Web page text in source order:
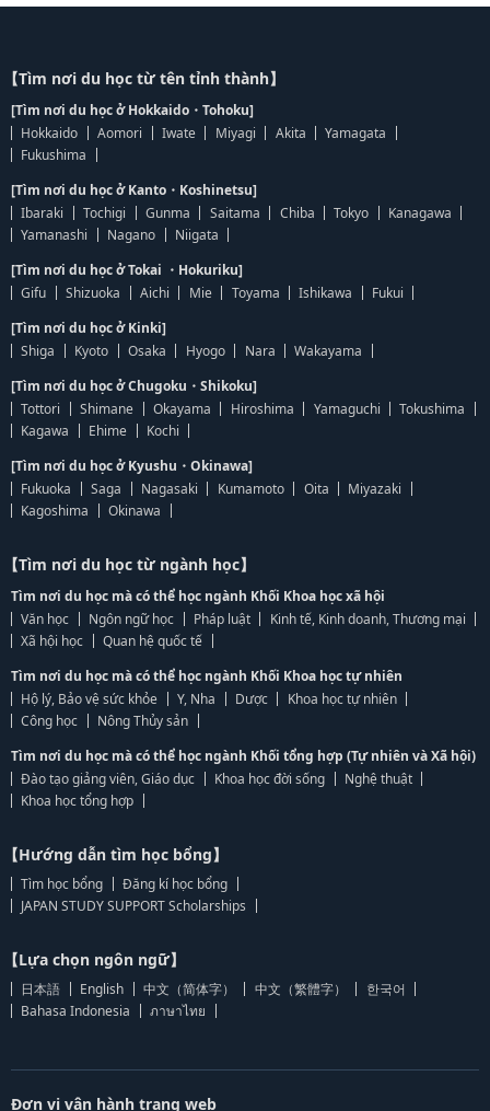
【Tìm nơi du học từ tên tỉnh thành】
[Tìm nơi du học ở Hokkaido・Tohoku]
Hokkaido
Aomori Iwate Miyagi Akita
Yamagata
Fukushima
[Tìm nơi du học ở Kanto・Koshinetsu]
Ibaraki
Tochigi Gunma Saitama Chiba Tokyo
Kanagawa
Yamanashi
Nagano
Niigata
[Tìm nơi du học ở Tokai ・Hokuriku]
Gifu
Shizuoka Aichi Mie Toyama Ishikawa
Fukui
[Tìm nơi du học ở Kinki]
Shiga
Kyoto Osaka Hyogo Nara
Wakayama
[Tìm nơi du học ở Chugoku・Shikoku]
Tottori
Shimane Okayama Hiroshima Yamaguchi
Tokushima
Kagawa
Ehime
Kochi
[Tìm nơi du học ở Kyushu・Okinawa]
Fukuoka
Saga Nagasaki Kumamoto Oita
Miyazaki
Kagoshima
Okinawa
【Tìm nơi du học từ ngành học】
Tìm nơi du học mà có thể học ngành Khối Khoa học xã hội
Văn học
Ngôn ngữ học Pháp luật
Kinh tế, Kinh doanh, Thương mại
Xã hội học
Quan hệ quốc tế
Tìm nơi du học mà có thể học ngành Khối Khoa học tự nhiên
Hộ lý, Bảo vệ sức khỏe
Y, Nha Dược
Khoa học tự nhiên
Công học
Nông Thủy sản
Tìm nơi du học mà có thể học ngành Khối tổng hợp (Tự nhiên và Xã hội)
Đào tạo giảng viên, Giáo dục
Khoa học đời sống
Nghệ thuật
Khoa học tổng hợp
【Hướng dẫn tìm học bổng】
Tìm học bổng
Đăng kí học bổng
JAPAN STUDY SUPPORT Scholarships
【Lựa chọn ngôn ngữ】
日本語 English 中文（简体字） 中文（繁體字）
한국어
Bahasa Indonesia
ภาษาไทย
Đơn vị vận hành trang web